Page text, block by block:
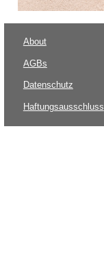
About
AGBs
Datenschutz
Haftungsausschluss